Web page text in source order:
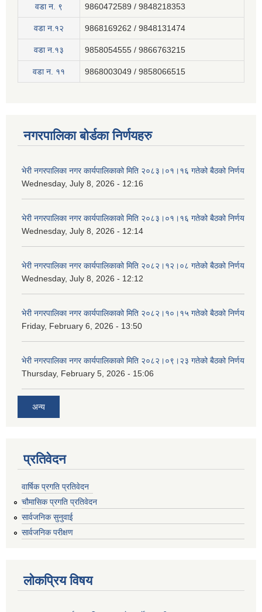
वडा न. ९ 9860472589 / 9848218353
वडा न.१२ 9868169262 / 9848131474
वडा न.१३ 9858054555 / 9866763215
वडा न‍. ११ 9868003049 / 9858066515
नगरपालिका बोर्डका निर्णयहरु
भेरी नगरपालिका नगर कार्यपालिकाको मिति २०८३।०१।१६ गतेको बैठको निर्णय
Wednesday, July 8, 2026 - 12:16
भेरी नगरपालिका नगर कार्यपालिकाको मिति २०८३।०१।१६ गतेको बैठको निर्णय
Wednesday, July 8, 2026 - 12:14
भेरी नगरपालिका नगर कार्यपालिकाको मिति २०८२।१२।०८ गतेको बैठको निर्णय
Wednesday, July 8, 2026 - 12:12
भेरी नगरपालिका नगर कार्यपालिकाको मिति २०८२।१०।१५ गतेको बैठको निर्णय
Friday, February 6, 2026 - 13:50
भेरी नगरपालिका नगर कार्यपालिकाको मिति २०८२।०९।२३ गतेको बैठको निर्णय
Thursday, February 5, 2026 - 15:06
अन्य
प्रतिवेदन
वार्षिक प्रगति प्रतिवेदन
चौमासिक प्रगति प्रतिवेदन
सार्वजनिक सुनुवाई
सार्वजनिक परीक्षण
लोकप्रिय विषय